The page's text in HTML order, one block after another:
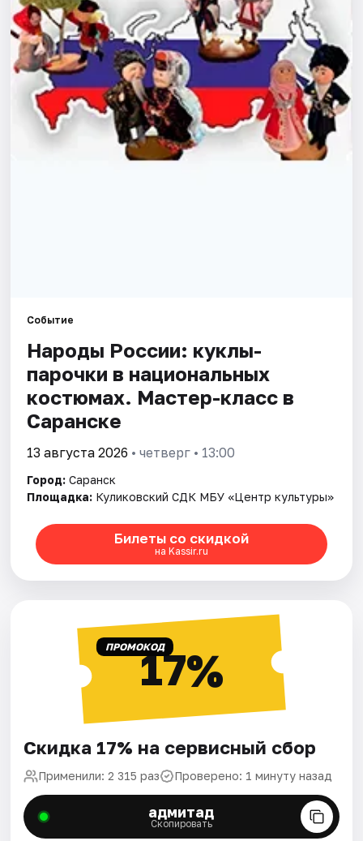
Площадки
Артисты
Рейтинги
Событие
Народы России: куклы-
парочки в национальных
костюмах. Мастер-класс в
Саранске
13 августа 2026 • четверг • 13:00
Город: Саранск
Площадка: Куликовский СДК МБУ «Центр культуры»
Билеты со скидкой
на Kassir.ru
ПРОМОКОД17%
Скидка 17% на сервисный сбор
Применили: 2 315 раз Проверено: 1 минуту назад
адмитад
Скопировать